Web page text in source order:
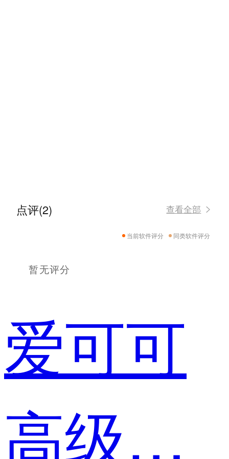
点评(2) 查看全部
当前软件评分 同类软件评分
暂无评分
爱可可
高级运营经理